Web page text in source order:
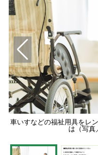
車いすなどの福祉用具をレ
は（写真